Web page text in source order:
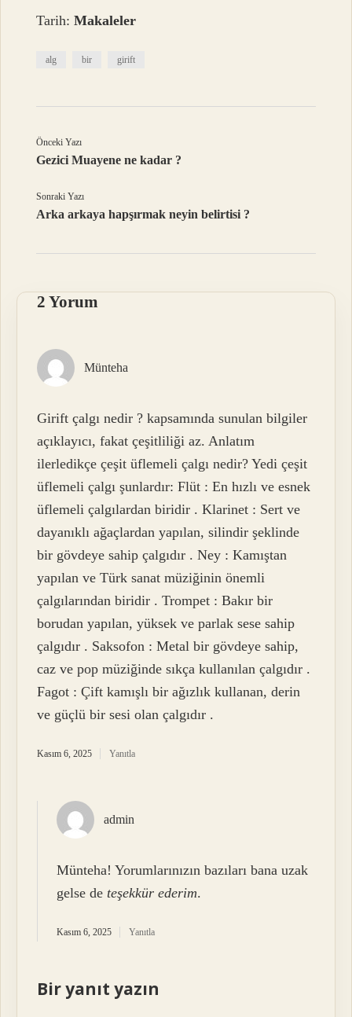
Tarih:Makaleler
alg bir girift
Önceki Yazı
Gezici Muayene ne kadar ?
Sonraki Yazı
Arka arkaya hapşırmak neyin belirtisi ?
2 Yorum
Münteha
Girift çalgı nedir ? kapsamında sunulan bilgiler
açıklayıcı, fakat çeşitliliği az. Anlatım
ilerledikçe çeşit üflemeli çalgı nedir? Yedi çeşit
üflemeli çalgı şunlardır: Flüt : En hızlı ve esnek
üflemeli çalgılardan biridir . Klarinet : Sert ve
dayanıklı ağaçlardan yapılan, silindir şeklinde
bir gövdeye sahip çalgıdır . Ney : Kamıştan
yapılan ve Türk sanat müziğinin önemli
çalgılarından biridir . Trompet : Bakır bir
borudan yapılan, yüksek ve parlak sese sahip
çalgıdır . Saksofon : Metal bir gövdeye sahip,
caz ve pop müziğinde sıkça kullanılan çalgıdır .
Fagot : Çift kamışlı bir ağızlık kullanan, derin
ve güçlü bir sesi olan çalgıdır .
Kasım 6, 2025 Yanıtla
admin
Münteha! Yorumlarınızın bazıları bana uzak
gelse de teşekkür ederim.
Kasım 6, 2025 Yanıtla
Bir yanıt yazın